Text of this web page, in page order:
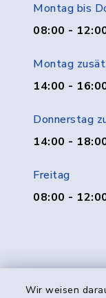
Wir weisen
Montag bis
08:00 -
Montag
14:00 -
Donnerstag
14:00 -
Freitag
08:00 -